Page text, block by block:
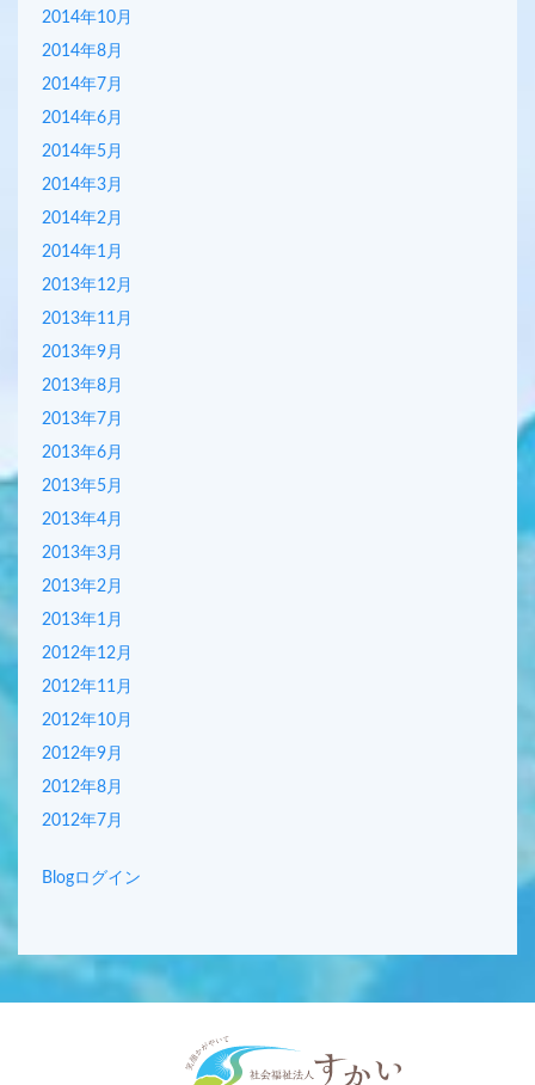
2014年10月
2014年8月
2014年7月
2014年6月
2014年5月
2014年3月
2014年2月
2014年1月
2013年12月
2013年11月
2013年9月
2013年8月
2013年7月
2013年6月
2013年5月
2013年4月
2013年3月
2013年2月
2013年1月
2012年12月
2012年11月
2012年10月
2012年9月
2012年8月
2012年7月
Blogログイン